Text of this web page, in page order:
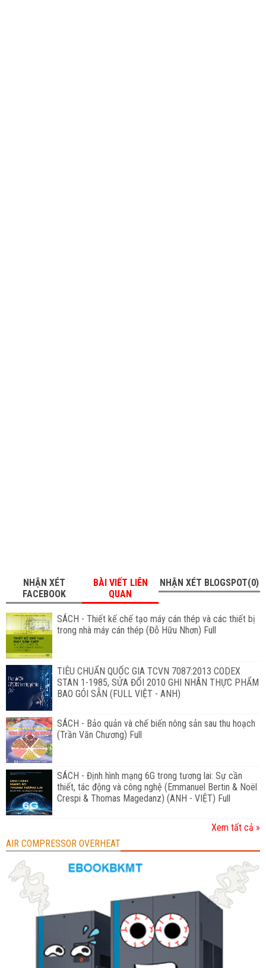
NHẬN XÉT
FACEBOOK
BÀI VIẾT LIÊN
QUAN
NHẬN XÉT BLOGSPOT(0)
SÁCH - Thiết kế chế tạo máy cán thép và các thiết bị
trong nhà máy cán thép (Đỗ Hữu Nhơn) Full
TIÊU CHUẨN QUỐC GIA TCVN 7087:2013 CODEX
STAN 1-1985, SỬA ĐỔI 2010 GHI NHÃN THỰC PHẨM
BAO GÓI SẴN (FULL VIỆT - ANH)
SÁCH - Bảo quản và chế biến nông sản sau thu hoạch
(Trần Văn Chương) Full
SÁCH - Định hình mạng 6G trong tương lai: Sự cần
thiết, tác động và công nghệ (Emmanuel Bertin & Noël
Crespi & Thomas Magedanz) (ANH - VIỆT) Full
Xem tất cả »
AIR COMPRESSOR OVERHEAT